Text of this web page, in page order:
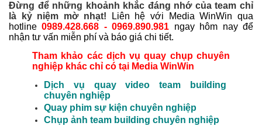
Đừng để những khoảnh khắc đáng nhớ của team chỉ
là kỷ niệm mờ nhạt! Liên hệ với Media WinWin qua
hotline0989.428.668 - 0969.890.981 ngay hôm nay để
nhận tư vấn miễn phí và báo giá chi tiết.
Tham khảo các dịch vụ quay chụp chuyên
nghiệp khác chỉ có tại Media WinWin
Dịch vụ quay video team building
chuyên nghiệp
Quay phim sự kiện chuyên nghiệp
Chụp ảnh team building chuyên nghiệp